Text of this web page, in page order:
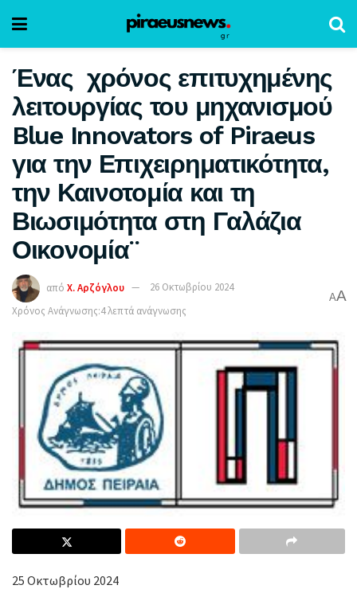
Ένας χρόνος επιτυχημένης
λειτουργίας του μηχανισμού
Blue Innovators of Piraeus
για την Επιχειρηματικότητα,
την Καινοτομία και τη
Βιωσιμότητα στη Γαλάζια
Οικονομία¨
από Χ. Αρζόγλου
26 Οκτωβρίου 2024
Χρόνος Ανάγνωσης:4 λεπτά ανάγνωσης
AA
25 Οκτωβρίου 2024